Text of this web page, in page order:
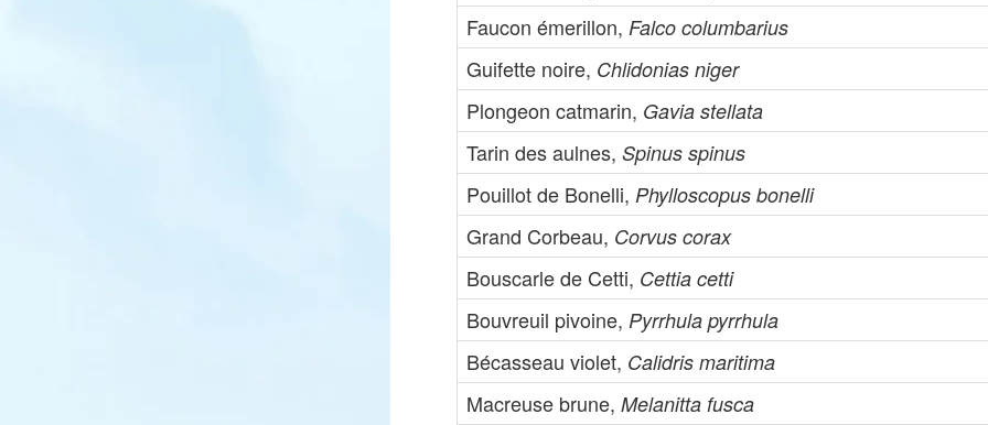
Faucon émerillon, Falco columbarius
Guifette noire, Chlidonias niger
Plongeon catmarin, Gavia stellata
Tarin des aulnes,Spinus spinus
Pouillot de Bonelli, Phylloscopus bonelli
Grand Corbeau, Corvus corax
Bouscarle de Cetti, Cettia cetti
Bouvreuil pivoine, Pyrrhula pyrrhula
Bécasseau violet, Calidris maritima
Macreuse brune,Melanitta fusca